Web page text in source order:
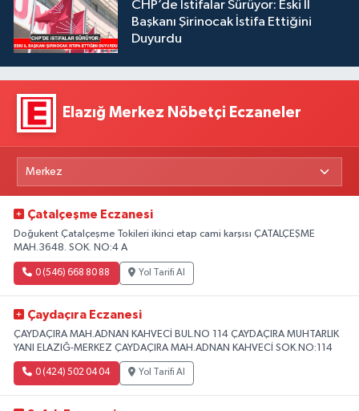
CHP’de İstifalar Sürüyor: Eski İl
Başkanı Şirinocak İstifa Ettiğini
Duyurdu
Elazığ Merkez Nöbetçi Eczaneler
Çatalçeşme Eczanesi
Doğukent Çatalçeşme Tokileri ikinci etap cami karşısı ÇATALÇEŞME
MAH.3648. SOK. NO:4 A
0 (546) 668 80 88 Yol Tarifi Al
Çaydaçıra Eczanesi
ÇAYDAÇIRA MAH.ADNAN KAHVECİ BUL.NO 114 ÇAYDAÇIRA MUHTARLIK
YANI ELAZIĞ-MERKEZ ÇAYDAÇIRA MAH.ADNAN KAHVECİ SOK.NO:114
0 (424) 502 04 04 Yol Tarifi Al